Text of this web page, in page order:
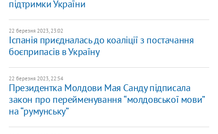
підтримки України
22 березня 2023, 23:02
Іспанія приєдналась до коаліції з постачання
боєприпасів в Україну
22 березня 2023, 22:54
Президентка Молдови Мая Санду підписала
закон про перейменування “молдовської мови”
на “румунську”